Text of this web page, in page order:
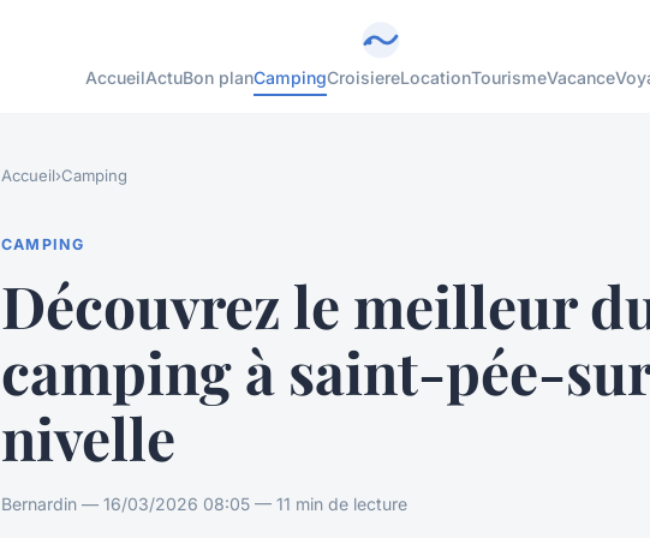
AccueilActuBon planCampingCroisiereLocationTourismeVacance
Accueil›Camping
CAMPING
Découvrez le meilleur
camping à saint-pée-
nivelle
Bernardin — 16/03/2026 08:05 — 11 min de lecture